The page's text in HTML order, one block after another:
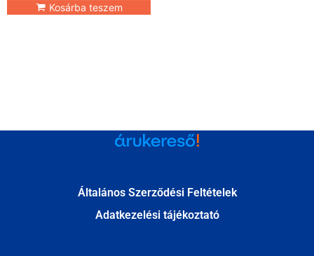
Kosárba teszem
Általános Szerződési Feltételek
Adatkezelési tájékoztató